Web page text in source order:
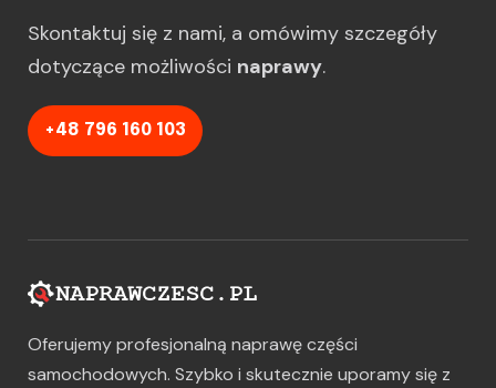
Skontaktuj się z nami, a omówimy szczegóły
dotyczące możliwości naprawy.
+48 796 160 103
Oferujemy profesjonalną naprawę części
samochodowych. Szybko i skutecznie uporamy się z